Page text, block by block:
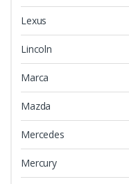
Lexus
Lincoln
Marca
Mazda
Mercedes
Mercury